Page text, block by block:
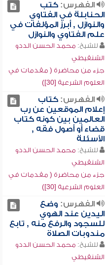
الفهرس:كتب
الحنابلة في الفتاوي
والنوازل , أبرز المؤلفات في
علم الفتاوي والنوازل
للشيخ: محمد الحسن الددو
الشنقيطي
جزء من محاضرة ( مقدمات في
العلوم الشرعية [30])
الفهرس:كتاب
إعلام الموقعين عن رب
العالمين بين كونه كتاب
قضاء أو أصول فقه ,
الأسئلة
للشيخ: محمد الحسن الددو
الشنقيطي
جزء من محاضرة ( مقدمات في
العلوم الشرعية [30])
الفهرس: وضع
اليدين عند الهوي
للسجود والرفع منه , تابع
مندوبات الصلاة
للشيخ: محمد الحسن الددو
الشنقيطي